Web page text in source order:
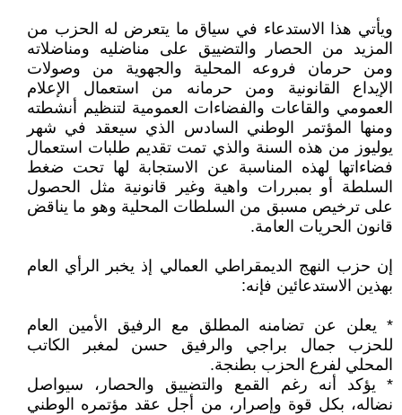
ويأتي هذا الاستدعاء في سياق ما يتعرض له الحزب من
المزيد من الحصار والتضييق على مناضليه ومناضلاته
ومن حرمان فروعه المحلية والجهوية من وصولات
الإيداع القانونية ومن حرمانه من استعمال الإعلام
العمومي والقاعات والفضاءات العمومية لتنظيم أنشطته
ومنها المؤتمر الوطني السادس الذي سيعقد في شهر
يوليوز من هذه السنة والذي تمت تقديم طلبات استعمال
فضاءاتها لهذه المناسبة عن الاستجابة لها تحت ضغط
السلطة أو بمبررات واهية وغير قانونية مثل الحصول
على ترخيص مسبق من السلطات المحلية وهو ما يناقض
قانون الحريات العامة.
إن حزب النهج الديمقراطي العمالي إذ يخبر الرأي العام
بهذين الاستدعائين فإنه:
* يعلن عن تضامنه المطلق مع الرفيق الأمين العام
للحزب جمال براجي والرفيق حسن لمغبر الكاتب
المحلي لفرع الحزب بطنجة.
* يؤكد أنه رغم القمع والتضييق والحصار، سيواصل
نضاله، بكل قوة وإصرار، من أجل عقد مؤتمره الوطني